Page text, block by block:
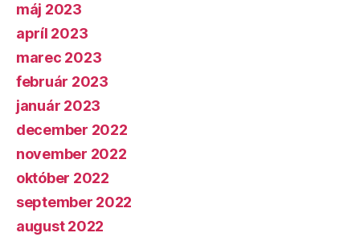
máj 2023
apríl 2023
marec 2023
február 2023
január 2023
december 2022
november 2022
október 2022
september 2022
august 2022